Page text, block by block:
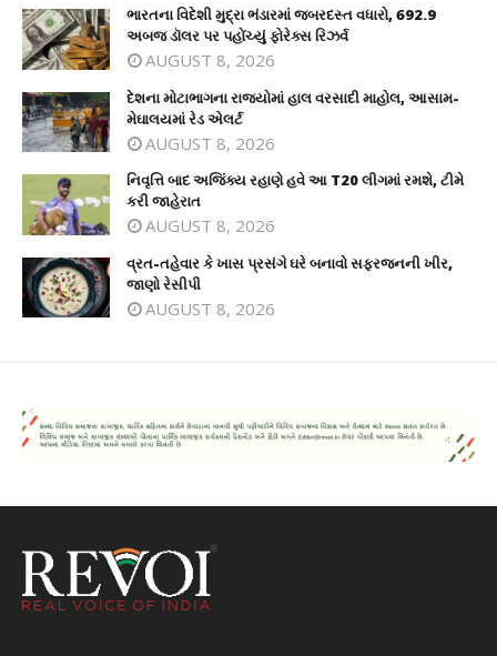
ભારતના વિદેશી મુદ્રા ભંડારમાં જબરદસ્ત વધારો, 692.9
અબજ ડૉલર પર પહોંચ્યું ફોરેક્સ રિઝર્વ
AUGUST 8, 2026
દેશના મોટાભાગના રાજ્યોમાં હાલ વરસાદી માહોલ, આસામ-
મેઘાલયમાં રેડ એલર્ટ
AUGUST 8, 2026
નિવૃત્તિ બાદ અજિંક્ય રહાણે હવે આ T20 લીગમાં રમશે, ટીમે
કરી જાહેરાત
AUGUST 8, 2026
વ્રત-તહેવાર કે ખાસ પ્રસંગે ઘરે બનાવો સફરજનની ખીર,
જાણો રેસીપી
AUGUST 8, 2026